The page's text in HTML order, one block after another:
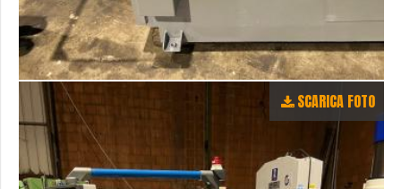
SCARICA FOTO